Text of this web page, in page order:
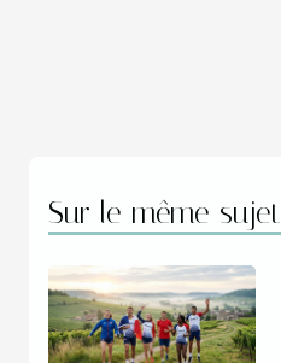
Sur le même sujet